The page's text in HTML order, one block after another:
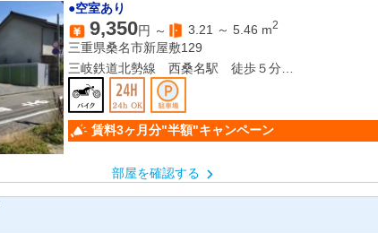
●空室あり
9,350円 ～ 3.21 ～ 5.46 m2
三重県桑名市新屋敷129
三岐鉄道北勢線 西桑名駅 徒歩５分
JR関西本線 桑名駅 徒歩７分
近鉄名古屋線 桑名駅 徒歩７分
賃料3ヶ月分"半額"キャンペーン
部屋を確認する